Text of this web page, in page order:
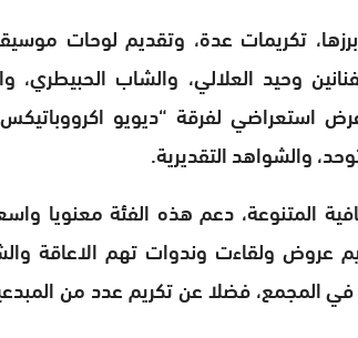
تكريمات عدة، وتقديم لوحات
وحيد العلالي، والشاب الحبيطري،
استعراضي لفرقة “ديويو
والشواهد التقديرية.
المتنوعة، دعم هذه الفئة معنويا
عروض ولقاءت وندوات تهم الاعاقة
المجمع، فضلا عن تكريم عدد من